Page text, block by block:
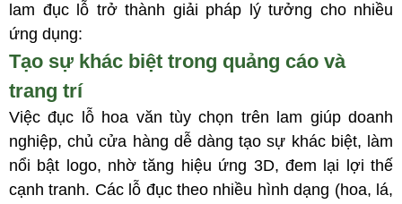
lam đục lỗ trở thành giải pháp lý tưởng cho nhiều
ứng dụng:
Tạo sự khác biệt trong quảng cáo và
trang trí
Việc đục lỗ hoa văn tùy chọn trên lam giúp doanh
nghiệp, chủ cửa hàng dễ dàng tạo sự khác biệt, làm
nổi bật logo, nhờ tăng hiệu ứng 3D, đem lại lợi thế
cạnh tranh. Các lỗ đục theo nhiều hình dạng (hoa, lá,